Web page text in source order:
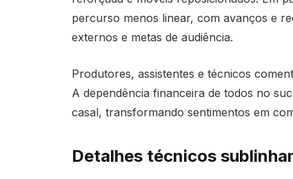
percurso menos linear, com avanços e
externos e metas de audiência.
Produtores, assistentes e técnicos
A dependência financeira de todos no
casal, transformando sentimentos em
Detalhes técnicos